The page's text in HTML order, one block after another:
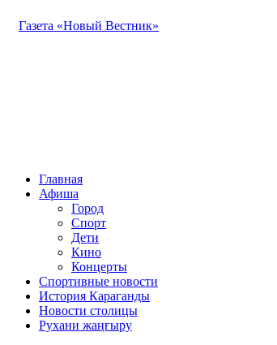
Газета «Новый Вестник»
Главная
Афиша
Город
Спорт
Дети
Кино
Концерты
Спортивные новости
История Караганды
Новости столицы
Рухани жаңғыру